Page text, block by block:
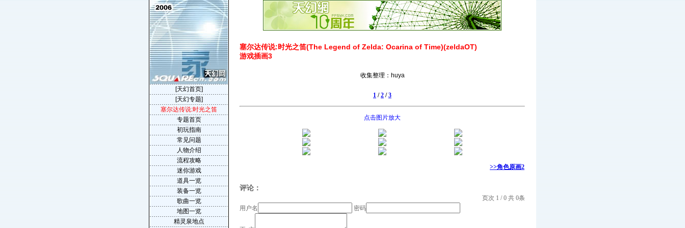
塞尔达传说:时光之笛(The Legend of Zelda: Ocarina of Time)(zeldaOT)
游戏插画3
收集整理：huya
1 /2 /3
点击图片放大
>>角色原画2
评论：
页次 1 / 0 共 0条
用户名
密码
[天幻首页]
[天幻专题]
塞尔达传说:时光之笛
专题首页
初玩指南
常见问题
人物介绍
流程攻略
迷你游戏
道具一览
装备一览
歌曲一览
地图一览
精灵泉地点